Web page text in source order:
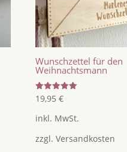
Wunschzettel für den
Weihnachtsmann
Bewertet
mit
von 5
19,95€
inkl. MwSt.
zzgl.Versandkosten